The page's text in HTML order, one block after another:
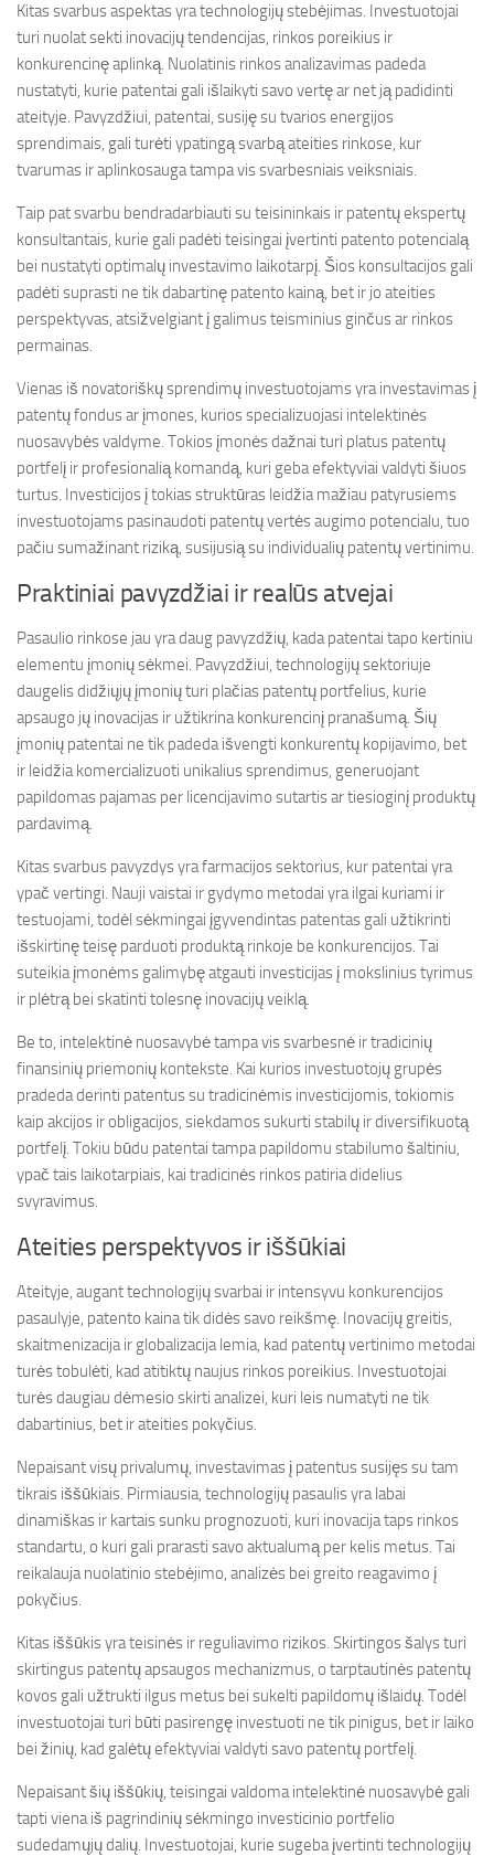
Kitas svarbus aspektas yra technologijų stebėjimas. Investuotojai
turi nuolat sekti inovacijų tendencijas, rinkos poreikius ir
konkurencinę aplinką. Nuolatinis rinkos analizavimas padeda
nustatyti, kurie patentai gali išlaikyti savo vertę ar net ją padidinti
ateityje. Pavyzdžiui, patentai, susiję su tvarios energijos
sprendimais, gali turėti ypatingą svarbą ateities rinkose, kur
tvarumas ir aplinkosauga tampa vis svarbesniais veiksniais.
Taip pat svarbu bendradarbiauti su teisininkais ir patentų ekspertų
konsultantais, kurie gali padėti teisingai įvertinti patento potencialą
bei nustatyti optimalų investavimo laikotarpį. Šios konsultacijos gali
padėti suprasti ne tik dabartinę patento kainą, bet ir jo ateities
perspektyvas, atsižvelgiant į galimus teisminius ginčus ar rinkos
permainas.
Vienas iš novatoriškų sprendimų investuotojams yra investavimas į
patentų fondus ar įmones, kurios specializuojasi intelektinės
nuosavybės valdyme. Tokios įmonės dažnai turi platus patentų
portfelį ir profesionalią komandą, kuri geba efektyviai valdyti šiuos
turtus. Investicijos į tokias struktūras leidžia mažiau patyrusiems
investuotojams pasinaudoti patentų vertės augimo potencialu, tuo
pačiu sumažinant riziką, susijusią su individualių patentų vertinimu.
Praktiniai pavyzdžiai ir realūs atvejai
Pasaulio rinkose jau yra daug pavyzdžių, kada patentai tapo kertiniu
elementu įmonių sėkmei. Pavyzdžiui, technologijų sektoriuje
daugelis didžiųjų įmonių turi plačias patentų portfelius, kurie
apsaugo jų inovacijas ir užtikrina konkurencinį pranašumą. Šių
įmonių patentai ne tik padeda išvengti konkurentų kopijavimo, bet
ir leidžia komercializuoti unikalius sprendimus, generuojant
papildomas pajamas per licencijavimo sutartis ar tiesioginį produktų
pardavimą.
Kitas svarbus pavyzdys yra farmacijos sektorius, kur patentai yra
ypač vertingi. Nauji vaistai ir gydymo metodai yra ilgai kuriami ir
testuojami, todėl sėkmingai įgyvendintas patentas gali užtikrinti
išskirtinę teisę parduoti produktą rinkoje be konkurencijos. Tai
suteikia įmonėms galimybę atgauti investicijas į mokslinius tyrimus
ir plėtrą bei skatinti tolesnę inovacijų veiklą.
Be to, intelektinė nuosavybė tampa vis svarbesnė ir tradicinių
finansinių priemonių kontekste. Kai kurios investuotojų grupės
pradeda derinti patentus su tradicinėmis investicijomis, tokiomis
kaip akcijos ir obligacijos, siekdamos sukurti stabilų ir diversifikuotą
portfelį. Tokiu būdu patentai tampa papildomu stabilumo šaltiniu,
ypač tais laikotarpiais, kai tradicinės rinkos patiria didelius
svyravimus.
Ateities perspektyvos ir iššūkiai
Ateityje, augant technologijų svarbai ir intensyvu konkurencijos
pasaulyje, patento kaina tik didės savo reikšmę. Inovacijų greitis,
skaitmenizacija ir globalizacija lemia, kad patentų vertinimo metodai
turės tobulėti, kad atitiktų naujus rinkos poreikius. Investuotojai
turės daugiau dėmesio skirti analizei, kuri leis numatyti ne tik
dabartinius, bet ir ateities pokyčius.
Nepaisant visų privalumų, investavimas į patentus susijęs su tam
tikrais iššūkiais. Pirmiausia, technologijų pasaulis yra labai
dinamiškas ir kartais sunku prognozuoti, kuri inovacija taps rinkos
standartu, o kuri gali prarasti savo aktualumą per kelis metus. Tai
reikalauja nuolatinio stebėjimo, analizės bei greito reagavimo į
pokyčius.
Kitas iššūkis yra teisinės ir reguliavimo rizikos. Skirtingos šalys turi
skirtingus patentų apsaugos mechanizmus, o tarptautinės patentų
kovos gali užtrukti ilgus metus bei sukelti papildomų išlaidų. Todėl
investuotojai turi būti pasirengę investuoti ne tik pinigus, bet ir laiko
bei žinių, kad galėtų efektyviai valdyti savo patentų portfelį.
Nepaisant šių iššūkių, teisingai valdoma intelektinė nuosavybė gali
tapti viena iš pagrindinių sėkmingo investicinio portfelio
sudedamųjų dalių. Investuotojai, kurie sugeba įvertinti technologijų